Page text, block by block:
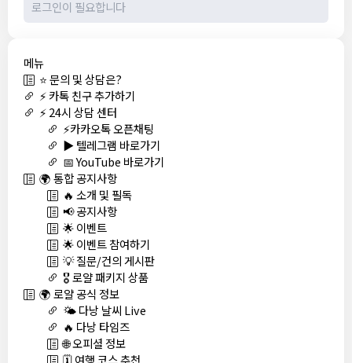
메뉴
⭐ 문의 및 상담은?
⚡ 카톡 친구 추가하기
⚡ 24시 상담 센터
⚡카카오톡 오픈채팅
▶️ 텔레그램 바로가기
📅 YouTube 바로가기
🌍 통합 공지사항
🔥 소개 및 필독
📢 공지사항
🌟 이벤트
🌟 이벤트 참여하기
💡 질문/건의 게시판
🎖️ 로얄 패키지 상품
🌍 로얄 공식 정보
🌤️ 다낭 날씨 Live
🔥 다낭 타임즈
🌐 오피셜 정보
🗓️ 여행 코스 추천